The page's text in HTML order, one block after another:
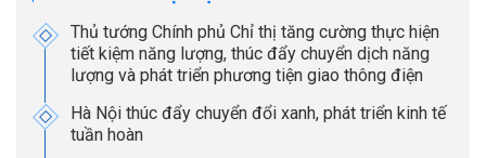
Thủ tướng Chính phủ Chỉ thị tăng cường thực hiện
tiết kiệm năng lượng, thúc đẩy chuyển dịch năng
lượng và phát triển phương tiện giao thông điện
Hà Nội thúc đẩy chuyển đổi xanh, phát triển kinh tế
tuần hoàn